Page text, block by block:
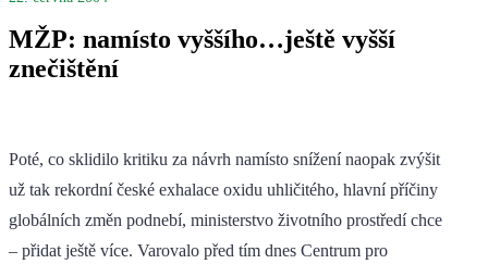
MŽP: namísto vyššího…ještě vyšší
znečištění
Poté, co sklidilo kritiku za návrh namísto snížení naopak zvýšit
už tak rekordní české exhalace oxidu uhličitého, hlavní příčiny
globálních změn podnebí, ministerstvo životního prostředí chce
– přidat ještě více. Varovalo před tím dnes Centrum pro